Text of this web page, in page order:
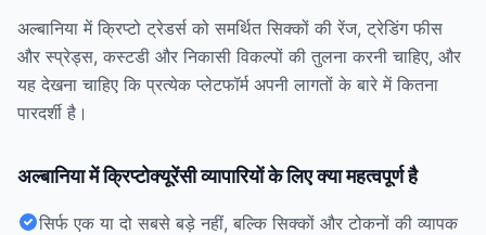
अल्बानिया में क्रिप्टो ट्रेडर्स को समर्थित सिक्कों की रेंज, ट्रेडिंग फीस
और स्प्रेड्स, कस्टडी और निकासी विकल्पों की तुलना करनी चाहिए, और
यह देखना चाहिए कि प्रत्येक प्लेटफॉर्म अपनी लागतों के बारे में कितना
पारदर्शी है।
अल्बानिया में क्रिप्टोक्यूरेंसी व्यापारियों के लिए क्या महत्वपूर्ण है
सिर्फ एक या दो सबसे बड़े नहीं, बल्कि सिक्कों और टोकनों की व्यापक